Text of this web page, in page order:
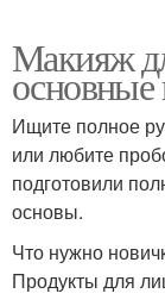
Макияж
Ищите полное
или любите
подготовили
основы.
Что нужно
Продукты для